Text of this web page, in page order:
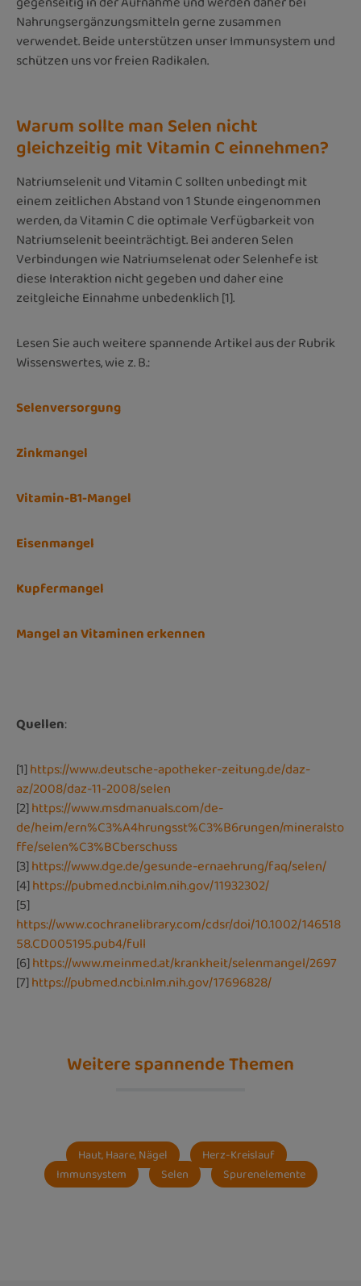
Nahrungsergänzungsmitteln gerne zusammen
verwendet. Beide unterstützen unser Immunsystem und
schützen uns vor freien Radikalen.
Warum sollte man Selen nicht
gleichzeitig mit Vitamin C einnehmen?
Natriumselenit und Vitamin C sollten unbedingt mit
einem zeitlichen Abstand von 1 Stunde eingenommen
werden, da Vitamin C die optimale Verfügbarkeit von
Natriumselenit beeinträchtigt. Bei anderen Selen
Verbindungen wie Natriumselenat oder Selenhefe ist
diese Interaktion nicht gegeben und daher eine
zeitgleiche Einnahme unbedenklich [1].
Lesen Sie auch weitere spannende Artikel aus der Rubrik
Wissenswertes, wie z. B.:
Selenversorgung
Zinkmangel
Vitamin-B1-Mangel
Eisenmangel
Kupfermangel
Mangel an Vitaminen erkennen
Quellen:
[1]https://www.deutsche-apotheker-zeitung.de/daz-
az/2008/daz-11-2008/selen
[2]https://www.msdmanuals.com/de-
de/heim/ern%C3%A4hrungsst%C3%B6rungen/mineralsto
ffe/selen%C3%BCberschuss
[3]https://www.dge.de/gesunde-ernaehrung/faq/selen/
[4]https://pubmed.ncbi.nlm.nih.gov/11932302/
[5]
https://www.cochranelibrary.com/cdsr/doi/10.1002/146518
58.CD005195.pub4/full
[6]https://www.meinmed.at/krankheit/selenmangel/2697
[7]https://pubmed.ncbi.nlm.nih.gov/17696828/
Weitere spannende Themen
Haut, Haare, Nägel
Herz-Kreislauf
Immunsystem
Selen Spurenelemente